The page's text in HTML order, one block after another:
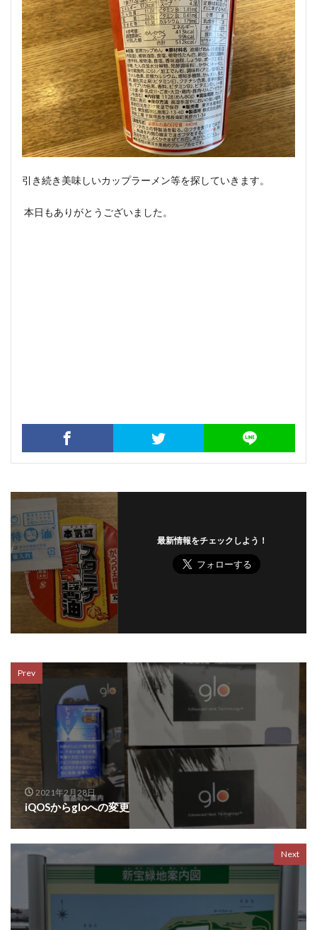
引き続き美味しいカップラーメン等を探していきます。
本日もありがとうございました。
最新情報をチェックしよう！
Prev
2021年2月28日
iQOSからgloへの変更
Next